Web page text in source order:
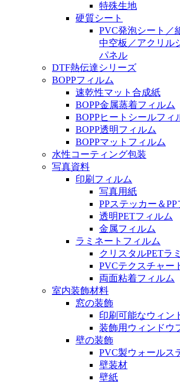
特殊生地
硬質シート
PVC発泡シート／
中空板／アクリル
パネル
DTF熱伝達シリーズ
BOPPフィルム
速乾性マット合成紙
BOPP金属蒸着フィルム
BOPPヒートシールフィ
BOPP透明フィルム
BOPPマットフィルム
水性コーティング包装
写真資料
印刷フィルム
写真用紙
PPステッカー＆PP
透明PETフィルム
金属フィルム
ラミネートフィルム
クリスタルPETラ
PVCテクスチャー
両面粘着フィルム
室内装飾材料
窓の装飾
印刷可能なウィン
装飾用ウィンドウ
壁の装飾
PVC製ウォールス
壁装材
壁紙